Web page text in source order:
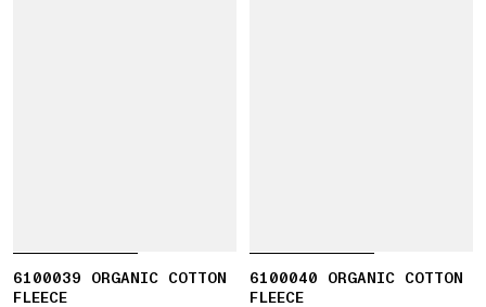
6100039 ORGANIC COTTON
FLEECE
6100040 ORGANIC COTTON
FLEECE